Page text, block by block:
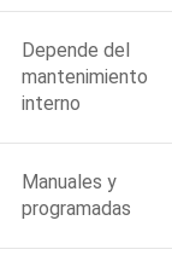
Depende del
mantenimiento
interno
Manuales y
programadas